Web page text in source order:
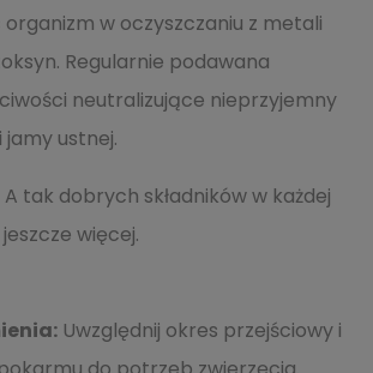
w oczyszczaniu z metali
Regularnie podawana
neutralizujące nieprzyjemny
ustnej.
tak dobrych składników w każdej
więcej.
Uwzględnij okres przejściowy i